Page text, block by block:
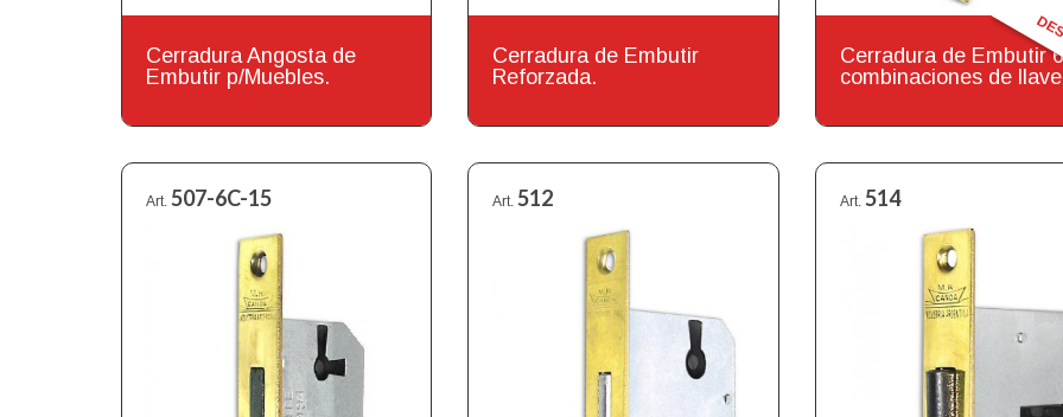
Cerradura Angosta de
Embutir p/Muebles.
Cerradura de Embutir
Reforzada.
Cerradura de Embutir 6
combinaciones de
507-6C-15 512 514